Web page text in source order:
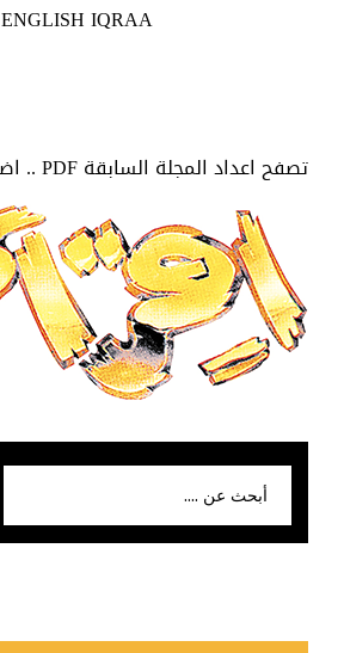
ENGLISH IQRAA
تصفح اعداد المجلة السابقة PDF .. اضغط الشعار